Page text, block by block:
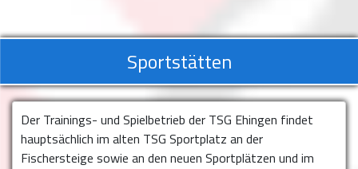
Sportstätten
Der Trainings- und Spielbetrieb der TSG Ehingen findet
hauptsächlich im alten TSG Sportplatz an der
Fischersteige sowie an den neuen Sportplätzen und im